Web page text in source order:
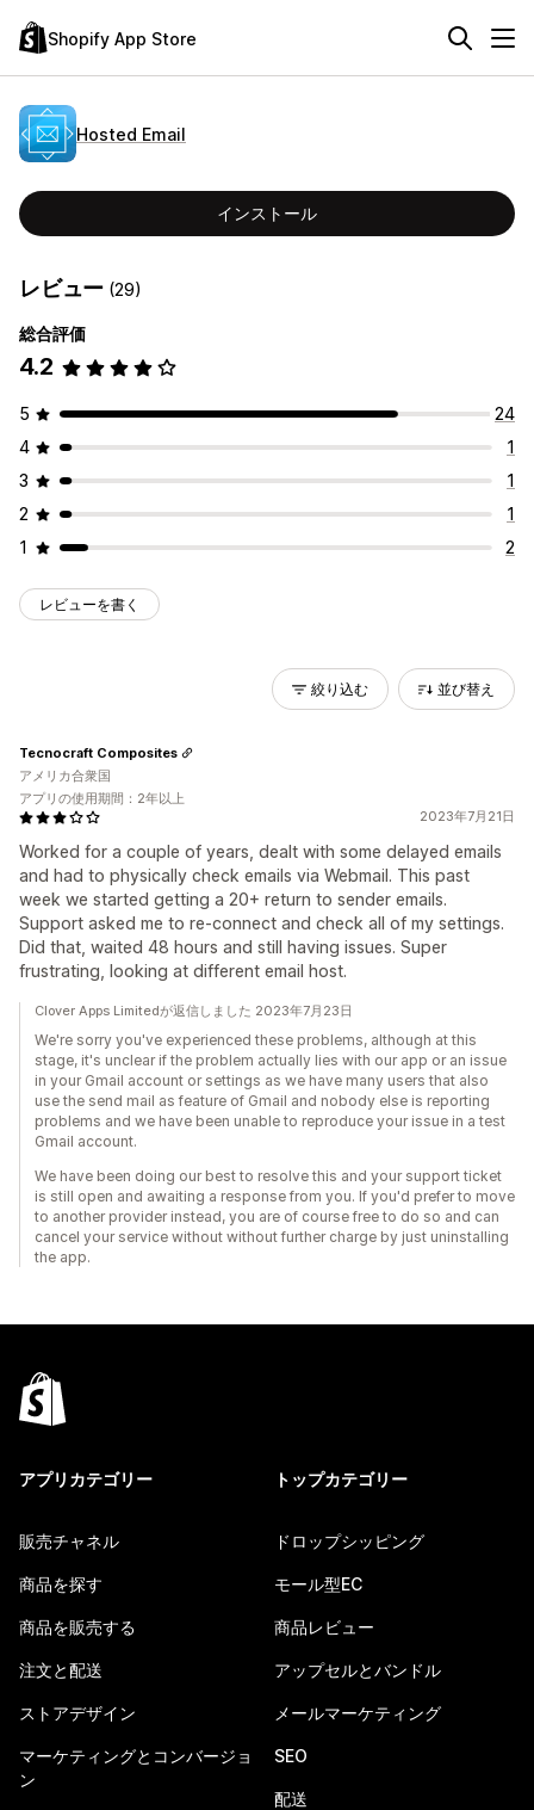
Shopify App Store
Hosted Email
インストール
レビュー (29)
総合評価
4.2
5
24
4
1
3
1
2
1
1
2
レビューを書く
絞り込む 並び替え
2023年7月21日
Worked for a couple of years, dealt with some delayed emails
and had to physically check emails via Webmail. This past
week we started getting a 20+ return to sender emails.
Support asked me to re-connect and check all of my settings.
Did that, waited 48 hours and still having issues. Super
frustrating, looking at different email host.
Tecnocraft Composites
アメリカ合衆国
アプリの使用期間：2年以上
Clover Apps Limitedが返信しました 2023年7月23日
We're sorry you've experienced these problems, although at this
stage, it's unclear if the problem actually lies with our app or an issue
in your Gmail account or settings as we have many users that also
use the send mail as feature of Gmail and nobody else is reporting
problems and we have been unable to reproduce your issue in a test
Gmail account.
We have been doing our best to resolve this and your support ticket
is still open and awaiting a response from you. If you'd prefer to move
to another provider instead, you are of course free to do so and can
cancel your service without without further charge by just uninstalling
the app.
アプリカテゴリー
販売チャネル
商品を探す
商品を販売する
注文と配送
ストアデザイン
マーケティングとコンバージョ
ン
トップカテゴリー
ドロップシッピング
モール型EC
商品レビュー
アップセルとバンドル
メールマーケティング
SEO
配送